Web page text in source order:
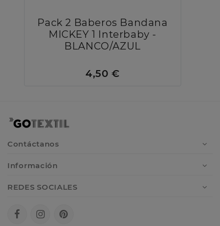
Pack 2 Baberos Bandana
MICKEY 1 Interbaby -
BLANCO/AZUL
4,50 €
Contáctanos
Información
REDES SOCIALES